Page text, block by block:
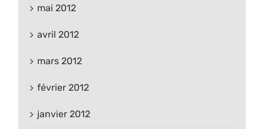
mai 2012
avril 2012
mars 2012
février 2012
janvier 2012